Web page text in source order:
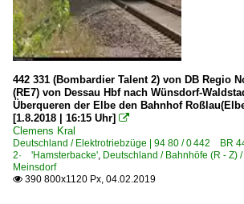
442 331 (Bombardier Talent 2) von DB Regio
(RE7) von Dessau Hbf nach Wünsdorf-
Überqueren der Elbe den Bahnhof
[1.8.2018 | 16:15 Uhr] 
Clemens Kral
Deutschland / Elektrotriebzüge | 94 80 / 0 442 BR
2· 'Hamsterbacke', Deutschland / Bahnhöfe (R - Z)
Meinsdorf
 390 800x1120 Px, 04.02.2019